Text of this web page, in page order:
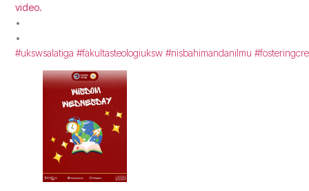
video.
•
•
#ukswsalatiga #fakultasteologiuksw #nisbahimandanilmu